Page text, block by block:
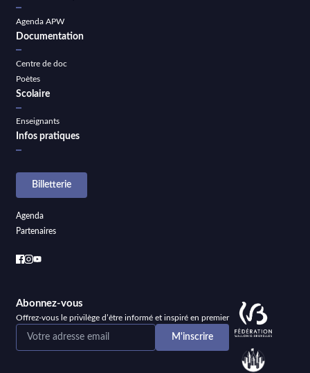
Agenda APW
Documentation
Centre de doc
Poètes
Scolaire
Enseignants
Infos pratiques
Billetterie
Agenda
Partenaires
Abonnez-vous
Offrez-vous le privilège d’être informé et inspiré en premier